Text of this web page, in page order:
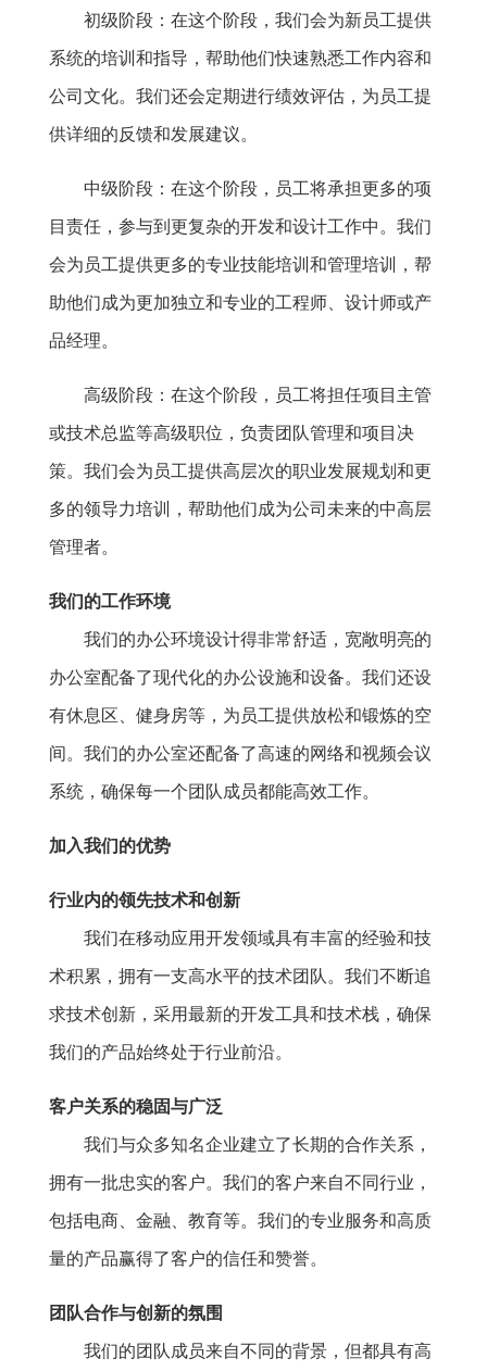
初级阶段：在这个阶段，我们会为新员工提供
系统的培训和指导，帮助他们快速熟悉工作内容和
公司文化。我们还会定期进行绩效评估，为员工提
供详细的反馈和发展建议。
中级阶段：在这个阶段，员工将承担更多的项
目责任，参与到更复杂的开发和设计工作中。我们
会为员工提供更多的专业技能培训和管理培训，帮
助他们成为更加独立和专业的工程师、设计师或产
品经理。
高级阶段：在这个阶段，员工将担任项目主管
或技术总监等高级职位，负责团队管理和项目决
策。我们会为员工提供高层次的职业发展规划和更
多的领导力培训，帮助他们成为公司未来的中高层
管理者。
我们的工作环境
我们的办公环境设计得非常舒适，宽敞明亮的
办公室配备了现代化的办公设施和设备。我们还设
有休息区、健身房等，为员工提供放松和锻炼的空
间。我们的办公室还配备了高速的网络和视频会议
系统，确保每一个团队成员都能高效工作。
加入我们的优势
行业内的领先技术和创新
我们在移动应用开发领域具有丰富的经验和技
术积累，拥有一支高水平的技术团队。我们不断追
求技术创新，采用最新的开发工具和技术栈，确保
我们的产品始终处于行业前沿。
客户关系的稳固与广泛
我们与众多知名企业建立了长期的合作关系，
拥有一批忠实的客户。我们的客户来自不同行业，
包括电商、金融、教育等。我们的专业服务和高质
量的产品赢得了客户的信任和赞誉。
团队合作与创新的氛围
我们的团队成员来自不同的背景，但都具有高